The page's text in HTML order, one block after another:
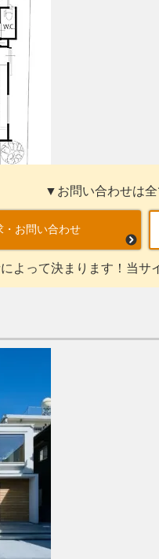
▼お問い合わせは
・お問い合わせ
よって決まります！当サ